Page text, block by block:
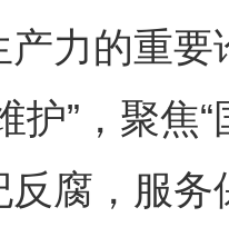
力的重要
护”，聚焦
腐，服